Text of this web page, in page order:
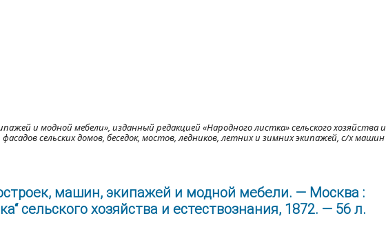
и модной мебели», изданный редакцией «Народного листка» сельского хозяйства и
сельских домов, беседок, мостов, ледников, летних и зимних экипажей, с/х машин
машин, экипажей и модной мебели. — Москва :
сельского хозяйства и естествознания, 1872. — 56 л.